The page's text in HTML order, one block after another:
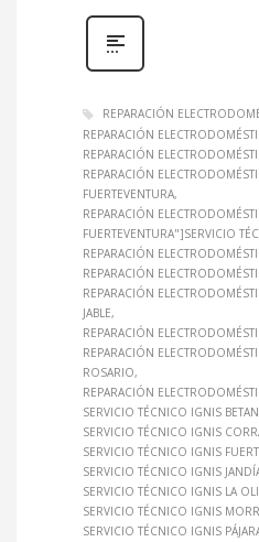
REPARACIÓN
REPARACIÓN
REPARACIÓN
REPARACIÓN
FUERTEVENTURA
REPARACIÓN
FUERTEVENTURA"]SERVICIO
REPARACIÓN
REPARACIÓN
REPARACIÓN
JABLE
REPARACIÓN
REPARACIÓN
ROSARIO
REPARACIÓN
SERVICIO TÉCNICO IGNIS
SERVICIO TÉCNICO IGNIS
SERVICIO TÉCNICO IGNIS
SERVICIO TÉCNICO IGNIS
SERVICIO TÉCNICO IGNIS LA
SERVICIO TÉCNICO IGNIS
SERVICIO TÉCNICO IGNIS